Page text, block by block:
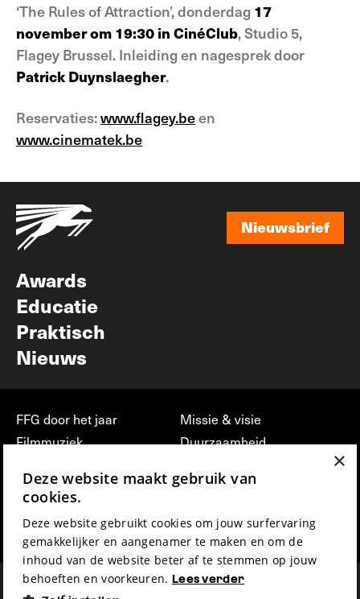
‘The Rules of Attraction’, donderdag 17
november om 19:30 in CinéClub, Studio 5,
Flagey Brussel. Inleiding en nagesprek door
Patrick Duynslaegher.
Reservaties:www.flagey.been
www.cinematek.be
Nieuwsbrief
Awards
Educatie
Praktisch
Nieuws
FFG door het jaar
Filmmuziek
Press & Industry
Film Fest Friends
Missie & visie
Duurzaamheid
vrijwilligerswerk bij FFG
Privacy & Disclaimer
×
Deze website maakt gebruik van
cookies.
Deze website gebruikt cookies om jouw surfervaring
gemakkelijker en aangenamer te maken en om de
inhoud van de website beter af te stemmen op jouw
behoeften en voorkeuren. Lees verder